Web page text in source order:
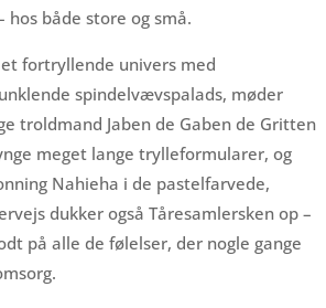
både store og små.
fortryllende univers med
spindelvævspalads, møder
troldmand Jaben de Gaben de Gritten
meget lange trylleformularer, og
Nahieha i de pastelfarvede,
dukker også Tåresamlersken op –
på alle de følelser, der nogle gange